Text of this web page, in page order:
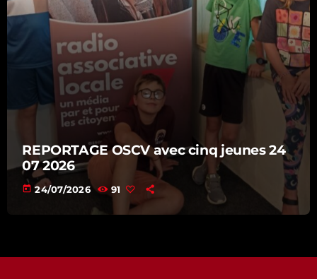
REPORTAGE OSCV avec cinq jeunes 24
07 2026
today 24/07/2026 91